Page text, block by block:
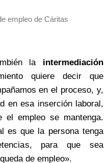
empleo de Cáritas
la intermediación
quiere decir que
en el proceso, y,
en esa inserción laboral,
el empleo se mantenga.
es que la persona tenga
para que sea
de empleo».